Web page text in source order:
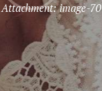
Attachment: image-70